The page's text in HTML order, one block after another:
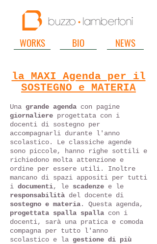
WORKS BIO NEWS
la MAXI Agenda per il
SOSTEGNO e MATERIA
Una grande agenda con pagine
giornaliere progettata con i
docenti di sostegno per
accompagnarli durante l'anno
scolastico. Le classiche agende
sono piccole, hanno righe sottili e
richiedono molta attenzione e
ordine per essere utili. Inoltre
mancano di spazi appositi per tutti
i documenti, le scadenze e le
responsabilità del docente di
sostegno e materia. Questa agenda,
progettata spalla spalla con i
docenti, sarà una pratica e comoda
compagna per tutto l'anno
scolastico e la gestione di più